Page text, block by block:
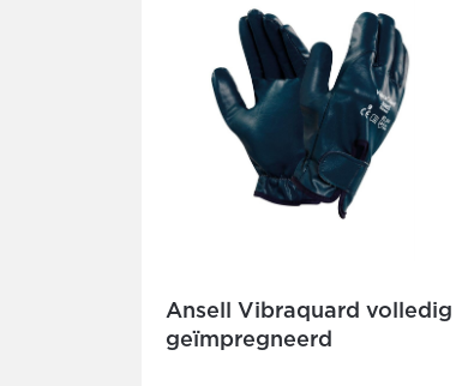
Ansell Vibraquard volledig
geïmpregneerd